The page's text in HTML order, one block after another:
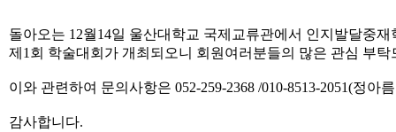
돌아오는 12월14일 울산대학교 국제교류관에서 인지발달중재
제1회 학술대회가 개최되오니 회원여러분들의 많은 관심 부탁
이와 관련하여 문의사항은 052-259-2368 /010-8513-2051(정아
감사합니다.